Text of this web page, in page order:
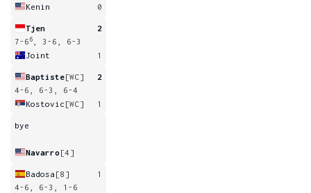
Kenin
0
Tjen
2
7-6 6
, 3-6, 6-3
Joint
1
Baptiste[WC]
2
4-6, 6-3, 6-4
Kostovic [WC] 1
bye
Navarro [4]
Badosa [8]
1
4-6, 6-3, 1-6